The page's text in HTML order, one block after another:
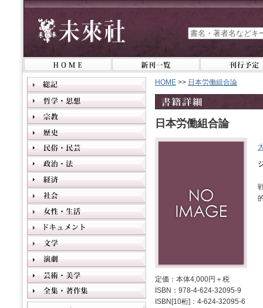
HOME >> 日本労働組合論
日本労働組合論
定価：本体4,000円＋税
ISBN：978-4-624-32095-9
ISBN[10桁]：4-624-32095-6